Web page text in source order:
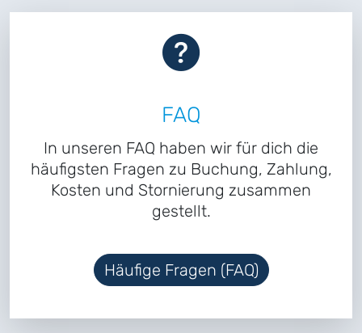
FAQ
In unseren FAQ haben wir für dich die
häufigsten Fragen zu Buchung, Zahlung,
Kosten und Stornierung zusammen
gestellt.
Häufige Fragen (FAQ)